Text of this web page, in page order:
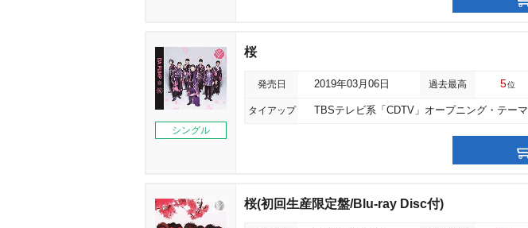
シングル
桜
発売日 2019年03月06日 過去最高 5位
タイアップ TBSテレビ系「CDTV」オープニング・テーマ
桜(初回生産限定盤/Blu-ray Disc付)